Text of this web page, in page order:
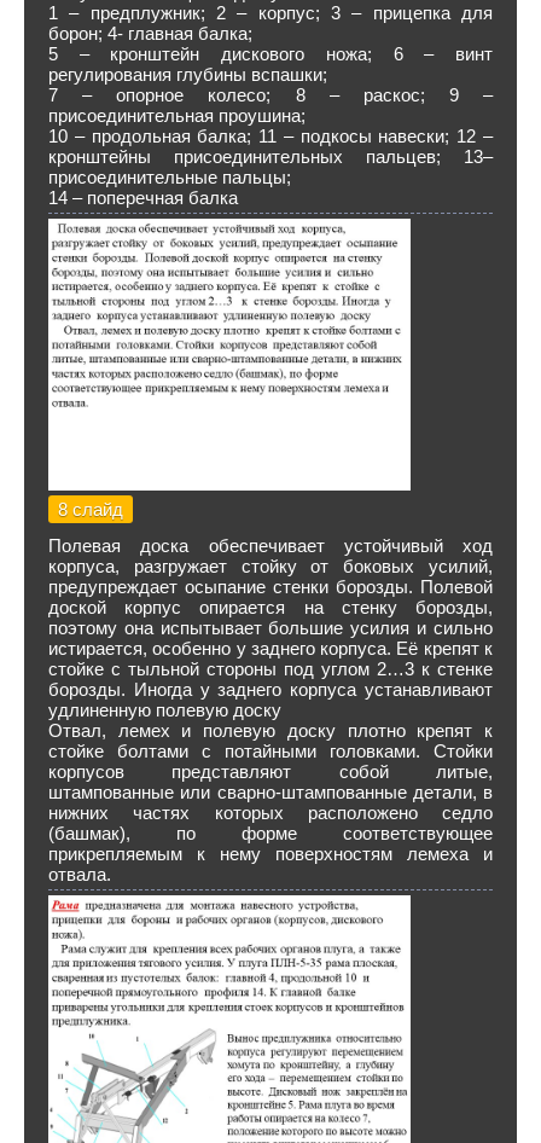
1 – предплужник; 2 – корпус; 3 – прицепка для
борон; 4- главная балка;
5 – кронштейн дискового ножа; 6 – винт
регулирования глубины вспашки;
7 – опорное колесо; 8 – раскос; 9 –
присоединительная проушина;
10 – продольная балка; 11 – подкосы навески; 12 –
кронштейны присоединительных пальцев; 13–
присоединительные пальцы;
14 – поперечная балка
8 слайд
Полевая доска обеспечивает устойчивый ход
корпуса, разгружает стойку от боковых усилий,
предупреждает осыпание стенки борозды. Полевой
доской корпус опирается на стенку борозды,
поэтому она испытывает большие усилия и сильно
истирается, особенно у заднего корпуса. Её крепят к
стойке с тыльной стороны под углом 2…3 к стенке
борозды. Иногда у заднего корпуса устанавливают
удлиненную полевую доску
Отвал, лемех и полевую доску плотно крепят к
стойке болтами с потайными головками. Стойки
корпусов представляют собой литые,
штампованные или сварно-штампованные детали, в
нижних частях которых расположено седло
(башмак), по форме соответствующее
прикрепляемым к нему поверхностям лемеха и
отвала.